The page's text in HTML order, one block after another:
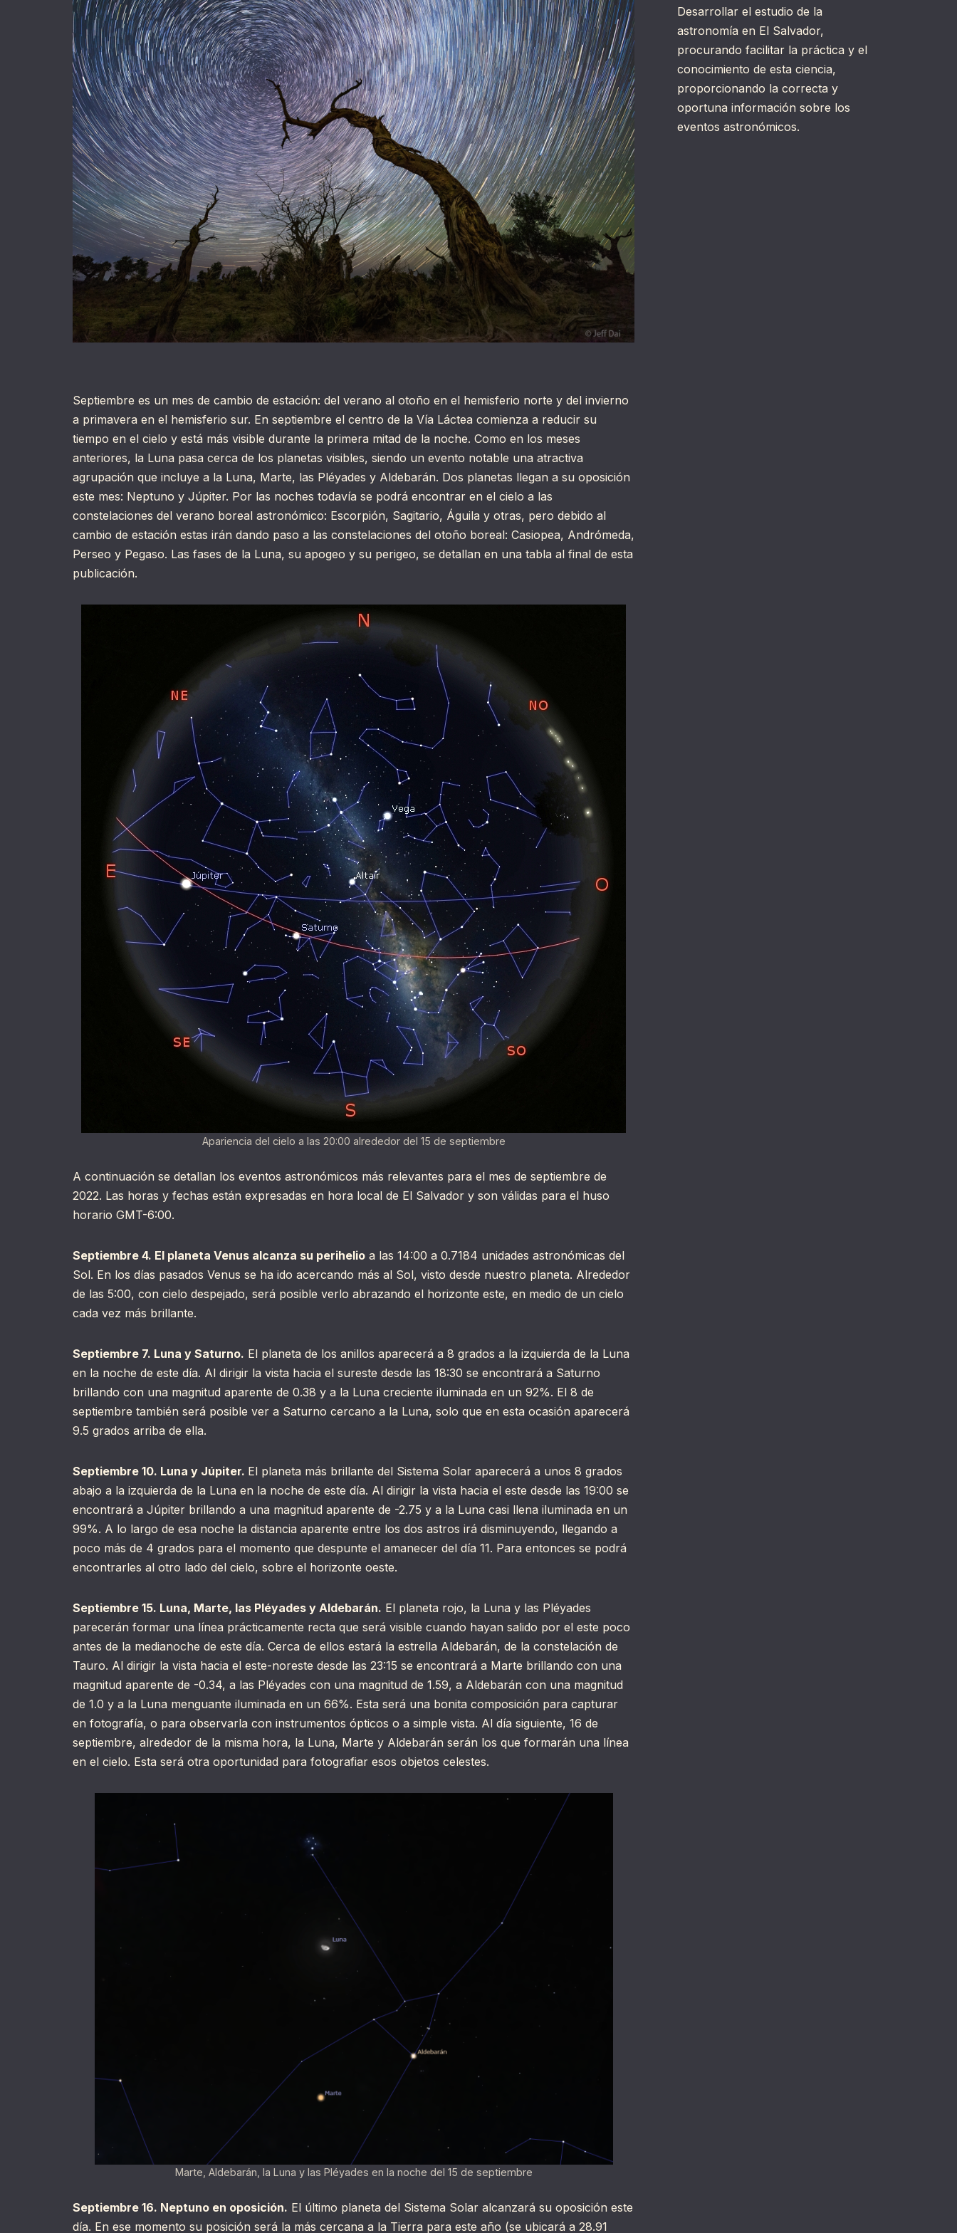
Septiembre es un mes de cambio de estación: del verano al otoño en el hemisferio norte y del invierno
a primavera en el hemisferio sur. En septiembre el centro de la Vía Láctea comienza a reducir su
tiempo en el cielo y está más visible durante la primera mitad de la noche. Como en los meses
anteriores, la Luna pasa cerca de los planetas visibles, siendo un evento notable una atractiva
agrupación que incluye a la Luna, Marte, las Pléyades y Aldebarán. Dos planetas llegan a su oposición
este mes: Neptuno y Júpiter. Por las noches todavía se podrá encontrar en el cielo a las
constelaciones del verano boreal astronómico: Escorpión, Sagitario, Águila y otras, pero debido al
cambio de estación estas irán dando paso a las constelaciones del otoño boreal: Casiopea, Andrómeda,
Perseo y Pegaso. Las fases de la Luna, su apogeo y su perigeo, se detallan en una tabla al final de esta
publicación.
Apariencia del cielo a las 20:00 alrededor del 15 de septiembre
A continuación se detallan los eventos astronómicos más relevantes para el mes de septiembre de
2022. Las horas y fechas están expresadas en hora local de El Salvador y son válidas para el huso
horario GMT-6:00.
Septiembre 4. El planeta Venus alcanza su perihelio a las 14:00 a 0.7184 unidades astronómicas del
Sol. En los días pasados Venus se ha ido acercando más al Sol, visto desde nuestro planeta. Alrededor
de las 5:00, con cielo despejado, será posible verlo abrazando el horizonte este, en medio de un cielo
cada vez más brillante.
Septiembre 7. Luna y Saturno. El planeta de los anillos aparecerá a 8 grados a la izquierda de la Luna
en la noche de este día. Al dirigir la vista hacia el sureste desde las 18:30 se encontrará a Saturno
brillando con una magnitud aparente de 0.38 y a la Luna creciente iluminada en un 92%. El 8 de
septiembre también será posible ver a Saturno cercano a la Luna, solo que en esta ocasión aparecerá
9.5 grados arriba de ella.
Septiembre 10. Luna y Júpiter. El planeta más brillante del Sistema Solar aparecerá a unos 8 grados
abajo a la izquierda de la Luna en la noche de este día. Al dirigir la vista hacia el este desde las 19:00 se
encontrará a Júpiter brillando a una magnitud aparente de -2.75 y a la Luna casi llena iluminada en un
99%. A lo largo de esa noche la distancia aparente entre los dos astros irá disminuyendo, llegando a
poco más de 4 grados para el momento que despunte el amanecer del día 11. Para entonces se podrá
encontrarles al otro lado del cielo, sobre el horizonte oeste.
Septiembre 15. Luna, Marte, las Pléyades y Aldebarán. El planeta rojo, la Luna y las Pléyades
parecerán formar una línea prácticamente recta que será visible cuando hayan salido por el este poco
antes de la medianoche de este día. Cerca de ellos estará la estrella Aldebarán, de la constelación de
Tauro. Al dirigir la vista hacia el este-noreste desde las 23:15 se encontrará a Marte brillando con una
magnitud aparente de -0.34, a las Pléyades con una magnitud de 1.59, a Aldebarán con una magnitud
de 1.0 y a la Luna menguante iluminada en un 66%. Esta será una bonita composición para capturar
en fotografía, o para observarla con instrumentos ópticos o a simple vista. Al día siguiente, 16 de
septiembre, alrededor de la misma hora, la Luna, Marte y Aldebarán serán los que formarán una línea
en el cielo. Esta será otra oportunidad para fotografiar esos objetos celestes.
Marte, Aldebarán, la Luna y las Pléyades en la noche del 15 de septiembre
Septiembre 16. Neptuno en oposición. El último planeta del Sistema Solar alcanzará su oposición este
día. En ese momento su posición será la más cercana a la Tierra para este año (se ubicará a 28.91
Desarrollar el estudio de la
astronomía en El Salvador,
procurando facilitar la práctica y el
conocimiento de esta ciencia,
proporcionando la correcta y
oportuna información sobre los
eventos astronómicos.